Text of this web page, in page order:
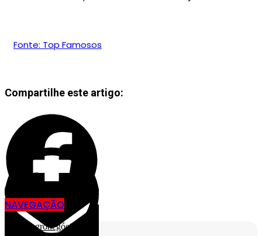
Fonte: Top Famosos
Compartilhe este artigo:
NAVEGAÇÃO
Agronegócio